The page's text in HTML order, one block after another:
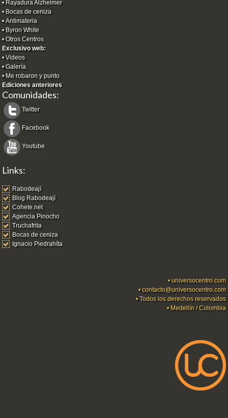
•Rayadura Alzheimer
•Bocas de ceniza
•Antimateria
•Byron White
•Otros Centros
Exclusivo web:
•Videos
•Galería
•Me robaron y punto
Ediciones anteriores
Comunidades:
Twitter
Facebook
Youtube
Links:
Rabodeají
Blog Rabodeají
Cohete.net
Agencia Pinocho
Truchafrita
Bocas de ceniza
Ignacio Piedrahíta
•universocentro.com
•contacto@universocentro.com
• Todos los derechos reservados
• Medellín / Colombia